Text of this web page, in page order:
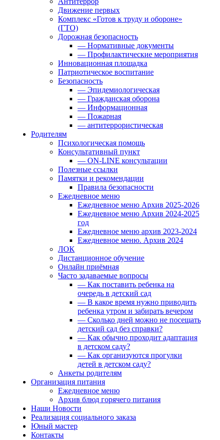
Движение первых
Комплекс «Готов к труду и обороне»
(ГТО)
Дорожная безопасность
— Нормативные документы
— Профилактические мероприятия
Инновационная площадка
Патриотическое воспитание
Безопасность
— Эпидемиологическая
— Гражданская оборона
— Информационная
— Пожарная
— антитеррористическая
Родителям
Психологическая помощь
Консультативный пункт
— ON-LINE консультации
Полезные ссылки
Памятки и рекомендации
Правила безопасности
Ежедневное меню
Ежедневное меню Архив 2025-2026
Ежедневное меню Архив 2024-2025
год
Ежедневное меню архив 2023-2024
Ежедневное меню. Архив 2024
ЛОК
Дистанционное обучение
Онлайн приёмная
Часто задаваемые вопросы
— Как поставить ребенка на
очередь в детский сад
— В какое время нужно приводить
ребенка утром и забирать вечером
— Сколько дней можно не посещать
детский сад без справки?
— Как обычно проходит адаптация
в детском саду?
— Как организуются прогулки
детей в детском саду?
Анкеты родителям
Организация питания
Ежедневное меню
Архив блюд горячего питания
Наши Новости
Реализация социального заказа
Юный мастер
Контакты